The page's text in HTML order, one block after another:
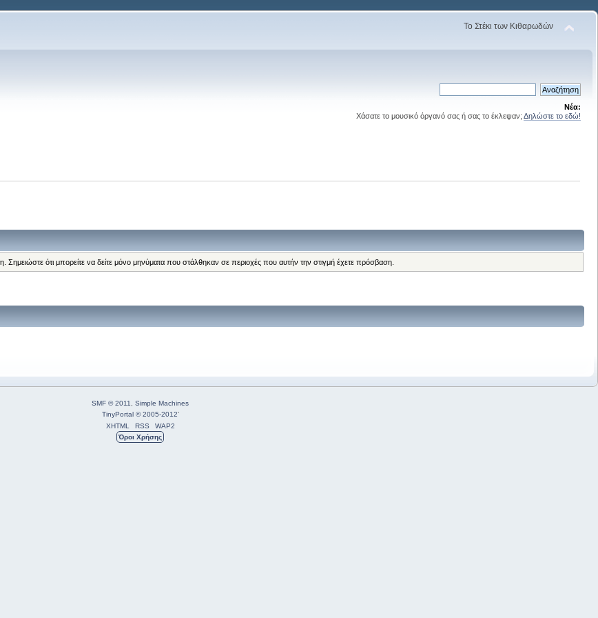
Το Στέκι των Κιθαρωδών
Νέα:
Χάσατε το μουσικό όργανό σας ή σας το έκλεψαν; Δηλώστε το εδώ!
ότι μπορείτε να δείτε μόνο μηνύματα που στάλθηκαν σε περιοχές που αυτήν την στιγμή έχετε πρόσβαση.
SMF © 2011, Simple Machines
TinyPortal © 2005-2012'
XHTML
RSS
WAP2
Όροι Χρήσης